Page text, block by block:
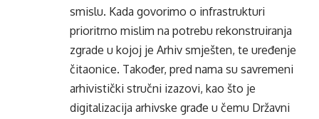
smislu. Kada govorimo o infrastrukturi
prioritrno mislim na potrebu rekonstruiranja
zgrade u kojoj je Arhiv smješten, te uređenje
čitaonice. Također, pred nama su savremeni
arhivistički stručni izazovi, kao što je
digitalizacija arhivske građe u čemu Državni